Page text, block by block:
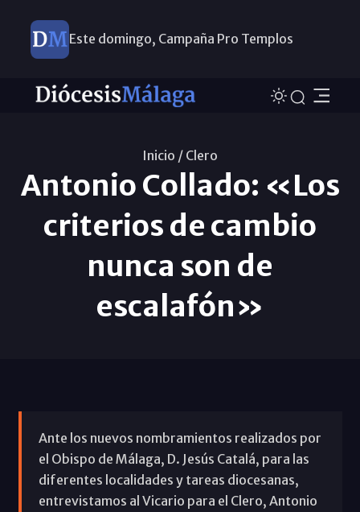
Este domingo, Campaña Pro Templos
Inicio / Clero
Antonio Collado: «Los
criterios de cambio
nunca son de
escalafón»
Ante los nuevos nombramientos realizados por
el Obispo de Málaga, D. Jesús Catalá, para las
diferentes localidades y tareas diocesanas,
entrevistamos al Vicario para el Clero, Antonio